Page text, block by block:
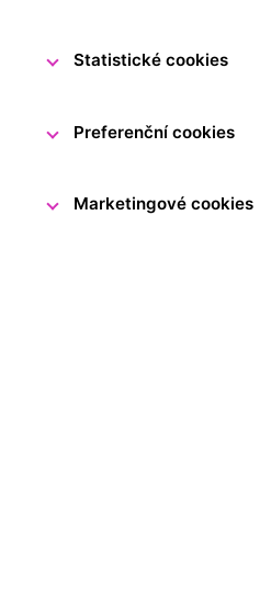
Statistické cookies
Preferenční cookies
Marketingové cookies